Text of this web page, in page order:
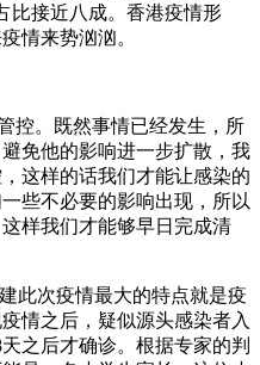
比接近八成。香港疫情形
情来势汹汹。
控。既然事情已经发生，所
免他的影响进一步扩散，我
这样的话我们才能让感染的
些不必要的影响出现，所以
样我们才能够早日完成清
此次疫情最大的特点就是疫
情之后，疑似源头感染者入
之后才确诊。根据专家的判